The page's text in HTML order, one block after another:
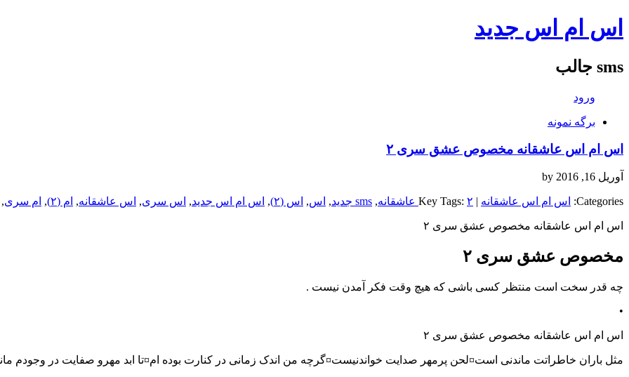
اس ام اس جدید
sms جالب
ورود
برگه نمونه
اس ام اس عاشقانه مخصوص عشق سری ۲
آوریل 16, 2016
Categories: اس ام اس عاشقانه | Key Tags: ۲ عاشقانه , sms جدید , اس, اس (۲) , اس ام اس جدید, اس سری, اس عاشقانه, ام (۲) , ام سری
اس ام اس عاشقانه مخصوص عشق سری ۲
مخصوص عشق سری ۲
چه قدر سخت است منتظر کسی باشی که هیچ وقت فکر آمدن نیست .
•
اس ام اس عاشقانه مخصوص عشق سری ۲
مثل باران خاطراتت ماندنی است¤لحن پرمهر صدایت خواندنیست¤گرچه من اندک زمانى در کنارت بوده ام¤تا ابد مهرو صفایت در وجودم